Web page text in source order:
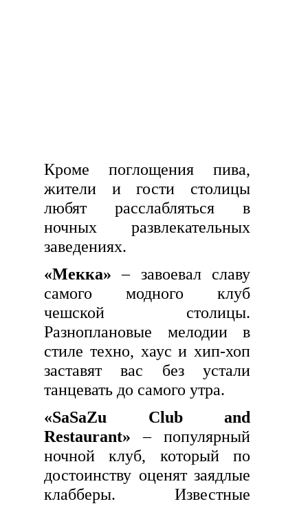
Кроме поглощения пива,
жители и гости столицы
любят расслабляться в
ночных развлекательных
заведениях.
«Мекка» – завоевал славу
самого модного клуб
чешской столицы.
Разноплановые мелодии в
стиле техно, хаус и хип-хоп
заставят вас без устали
танцевать до самого утра.
«SaSaZu Club and
Restaurant» – популярный
ночной клуб, который по
достоинству оценят заядлые
клабберы. Известные